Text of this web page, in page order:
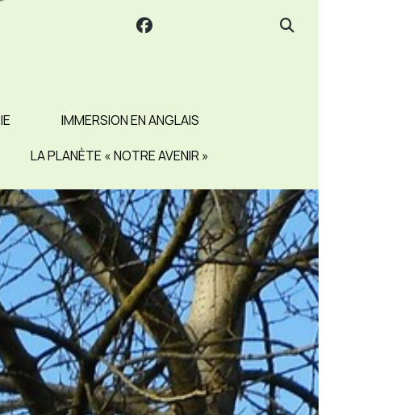
IMMERSION EN ANGLAIS
LA PLANÈTE « NOTRE AVENIR »